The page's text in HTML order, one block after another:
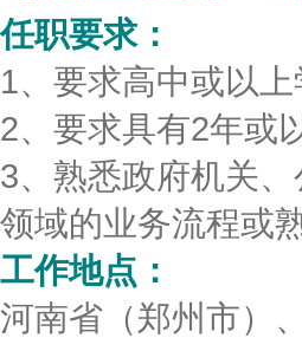
任职要求：
1、要求高中或以上
2、要求具有2年或
3、熟悉政府机关
领域的业务流程或
工作地点：
河南省（郑州市）